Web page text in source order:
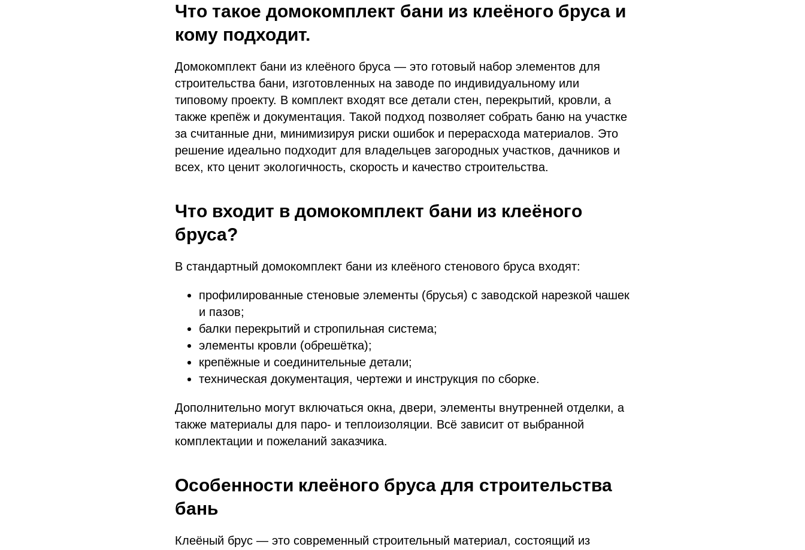
Что такое домокомплект бани из клеёного бруса и
кому подходит.
Домокомплект бани из клеёного бруса — это готовый набор элементов для
строительства бани, изготовленных на заводе по индивидуальному или
типовому проекту. В комплект входят все детали стен, перекрытий, кровли, а
также крепёж и документация. Такой подход позволяет собрать баню на участке
за считанные дни, минимизируя риски ошибок и перерасхода материалов. Это
решение идеально подходит для владельцев загородных участков, дачников и
всех, кто ценит экологичность, скорость и качество строительства.
Что входит в домокомплект бани из клеёного
бруса?
В стандартный домокомплект бани из клеёного стенового бруса входят:
профилированные стеновые элементы (брусья) с заводской нарезкой чашек
и пазов;
балки перекрытий и стропильная система;
элементы кровли (обрешётка);
крепёжные и соединительные детали;
техническая документация, чертежи и инструкция по сборке.
Дополнительно могут включаться окна, двери, элементы внутренней отделки, а
также материалы для паро- и теплоизоляции. Всё зависит от выбранной
комплектации и пожеланий заказчика.
Особенности клеёного бруса для строительства
бань
Клеёный брус — это современный строительный материал, состоящий из